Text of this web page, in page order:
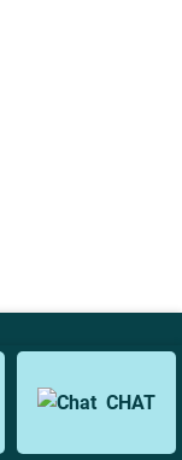
CHAT